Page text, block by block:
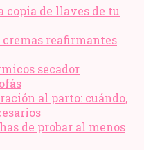
copia de llaves de tu
cremas reafirmantes
secador
al parto: cuándo,
de probar al menos